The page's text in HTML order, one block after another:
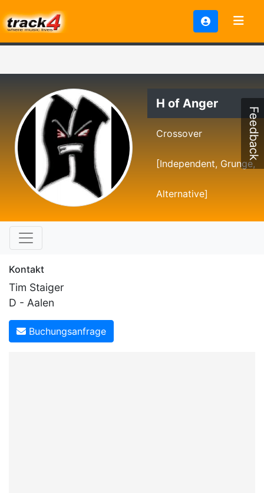
H of Anger
Crossover
[Independent, Grunge,
Alternative]
Kontakt
Tim Staiger
D - Aalen
Buchungsanfrage
Feedback